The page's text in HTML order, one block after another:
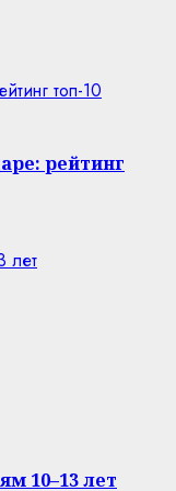
топ-10
рейтинг
лет
10–13 лет